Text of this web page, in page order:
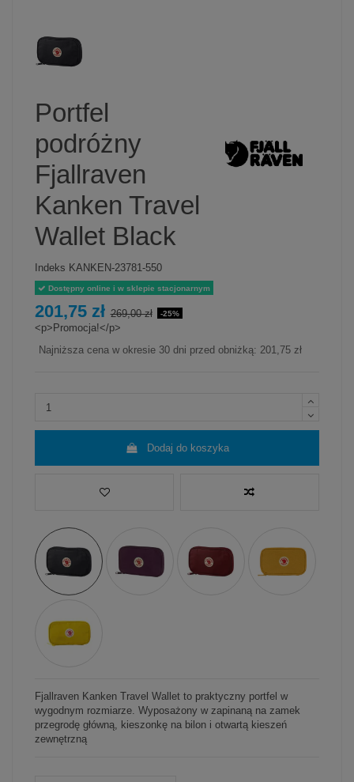
Portfel
podróżny
Fjallraven
Kanken Travel
Wallet Black
Indeks KANKEN-23781-550
Dostępny online i w sklepie stacjonarnym
201,75 zł 269,00 zł -25%
<p>Promocja!</p>
Najniższa cena w okresie 30 dni przed obniżką: 201,75 zł
Dodaj do koszyka
Fjallraven Kanken Travel Wallet to praktyczny portfel w
wygodnym rozmiarze. Wyposażony w zapinaną na zamek
przegrodę główną, kieszonkę na bilon i otwartą kieszeń
zewnętrzną